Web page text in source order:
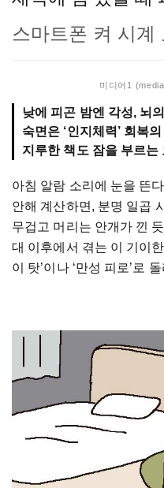
스마트폰 켜 시계
미디어1
낮에 피곤 밤엔 각성, 뇌
숙면은 ‘인지체력’ 회복
지루한 책도 잠을 부르는
아침 알람 소리에 눈을 뜬
안해 계산하면, 분명 일곱
무겁고 머리는 안개가 낀
대 이후에서 겪는 이 기이
이 탓’이나 ‘만성 피로’로